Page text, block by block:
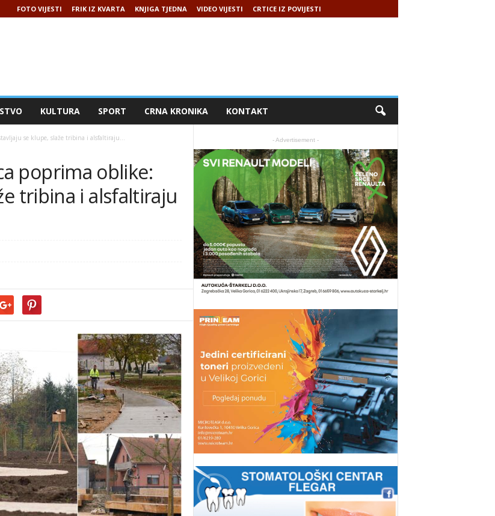
FOTO VIJESTI FRIK IZ KVARTA KNJIGA TJEDNA VIDEO VIJESTI CRTICE IZ POVIJESTI
KULTURA SPORT CRNA KRONIKA KONTAKT
se klupe, slaže tribina i alsfaltiraju...
poprima oblike:
tribina i alsfaltiraju
- Advertisement -